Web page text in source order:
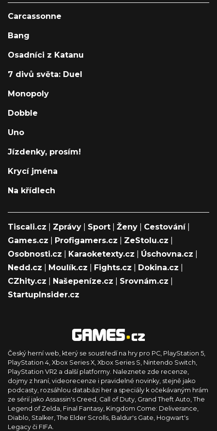
Carcassonne
Bang
Osadníci z Katanu
7 divů světa: Duel
Monopoly
Dobble
Uno
Jízdenky, prosím!
Krycí jména
Na křídlech
Tiscali.cz Zprávy Sport Ženy Cestování|
Games.cz
Profigamers.cz ZeStolu.cz
Osobnosti.cz
Karaoketexty.cz Úschovna.cz
Nedd.cz
Moulík.cz Fights.cz Dokina.cz
CZhity.cz
Našepeníze.cz Srovnám.cz
StartupInsider.cz
Český herní web, který se soustředí na hry pro PC, PlayStation 5,
PlayStation 4, Xbox Series X, Xbox Series S, Nintendo Switch,
PlayStation VR2 a další platformy. Naleznete zde recenze,
dojmy z hraní, videorecenze i pravidelné novinky, stejně jako
podcasty, rozsáhlou databázi her a speciály k očekávaným hrám
ze sérií jako Assassin's Creed, Call of Duty, Grand Theft Auto, The
Legend of Zelda, Final Fantasy, Kingdom Come: Deliverance,
Diablo, Stalker, The Elder Scrolls, Baldur's Gate, Hogwart's
Legacy či FIFA.